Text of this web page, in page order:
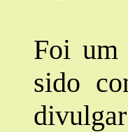
Foi um
sido